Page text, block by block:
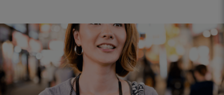
iPadOS
Android
Windows 10
Windows 11